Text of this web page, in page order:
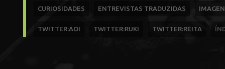
CURIOSIDADES ENTREVISTAS TRADUZIDAS
TWITTER:AOI TWITTER:RUKI TWITTER:REITA